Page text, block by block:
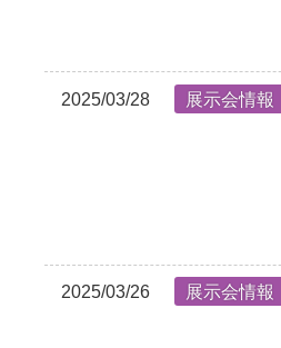
2025/03/28 展示会情報
2025/03/26 展示会情報